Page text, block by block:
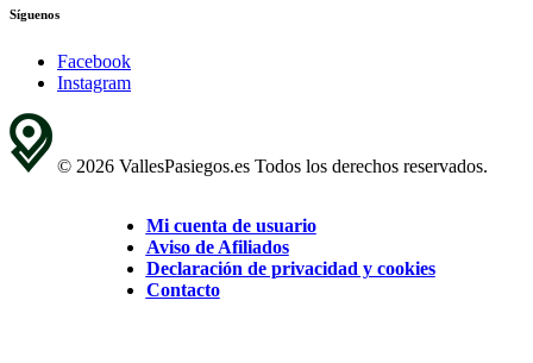
Síguenos
Facebook
Instagram
© 2026 VallesPasiegos.es Todos los derechos reservados.
Mi cuenta de usuario
Aviso de Afiliados
Declaración de privacidad y cookies
Contacto